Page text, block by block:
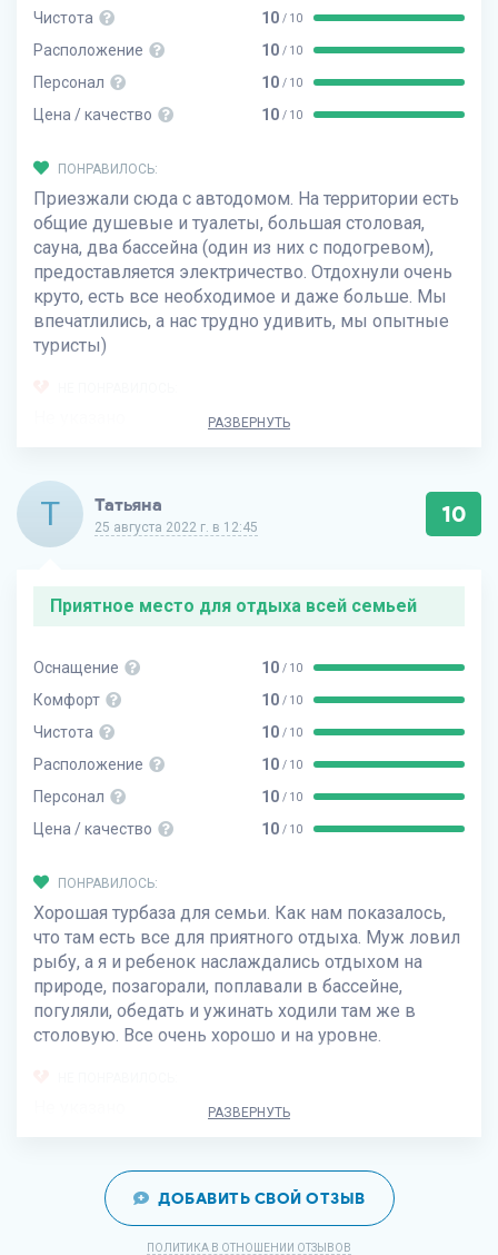
Чистота 10 / 10
Расположение 10 / 10
Персонал 10 / 10
Цена / качество 10 / 10
ПОНРАВИЛОСЬ:
Приезжали сюда с автодомом. На территории есть
общие душевые и туалеты, большая столовая,
сауна, два бассейна (один из них с подогревом),
предоставляется электричество. Отдохнули очень
круто, есть все необходимое и даже больше. Мы
впечатлились, а нас трудно удивить, мы опытные
туристы)
РАЗВЕРНУТЬ
Т Татьяна
25 августа 2022 г. в 12:45 10
Приятное место для отдыха всей семьей
Оснащение 10 / 10
Комфорт 10 / 10
Чистота 10 / 10
Расположение 10 / 10
Персонал 10 / 10
Цена / качество 10 / 10
ПОНРАВИЛОСЬ:
Хорошая турбаза для семьи. Как нам показалось,
что там есть все для приятного отдыха. Муж ловил
рыбу, а я и ребенок наслаждались отдыхом на
природе, позагорали, поплавали в бассейне,
погуляли, обедать и ужинать ходили там же в
столовую. Все очень хорошо и на уровне.
РАЗВЕРНУТЬ
ДОБАВИТЬ СВОЙ ОТЗЫВ
ПОЛИТИКА В ОТНОШЕНИИ ОТЗЫВОВ